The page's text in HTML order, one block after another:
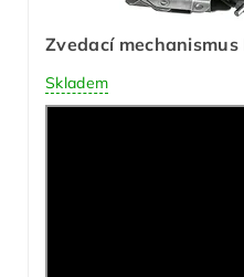
Zvedací
Skladem